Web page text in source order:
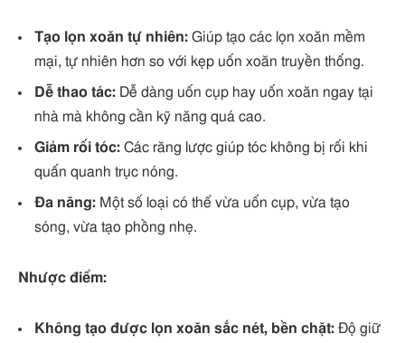
Tạo lọn xoăn tự nhiên: Giúp tạo các lọn xoăn mềm
mại, tự nhiên hơn so với kẹp uốn xoăn truyền thống.
Dễ thao tác: Dễ dàng uốn cụp hay uốn xoăn ngay tại
nhà mà không cần kỹ năng quá cao.
Giảm rối tóc: Các răng lược giúp tóc không bị rối khi
quấn quanh trục nóng.
Đa năng: Một số loại có thể vừa uốn cụp, vừa tạo
sóng, vừa tạo phồng nhẹ.
Nhược điểm:
Không tạo được lọn xoăn sắc nét, bền chặt: Độ giữ